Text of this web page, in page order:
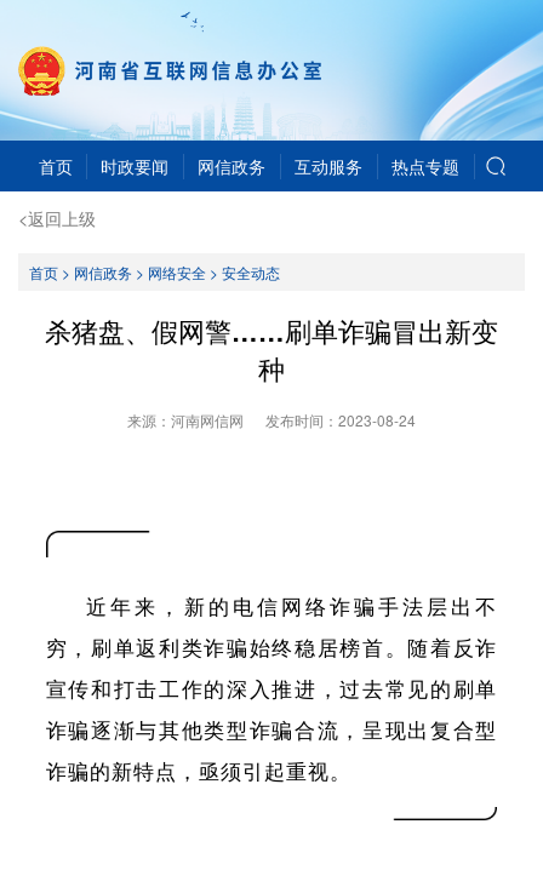
首页 时政要闻 网信政务 互动服务 热点专题
<返回上级
首页> 网信政务> 网络安全> 安全动态
杀猪盘、假网警……刷单诈骗冒出新变
种
来源：河南网信网 发布时间： 2023-08-24
近年来，新的电信网络诈骗手法层出不
穷，刷单返利类诈骗始终稳居榜首。随着反诈
宣传和打击工作的深入推进，过去常见的刷单
诈骗逐渐与其他类型诈骗合流，呈现出复合型
诈骗的新特点，亟须引起重视。